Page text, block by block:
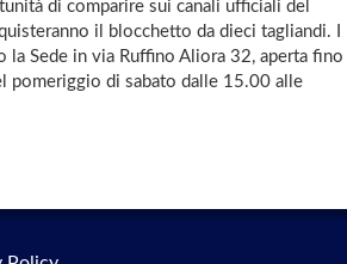
di comparire sui canali ufficiali del
il blocchetto da dieci tagliandi. I
Sede in via Ruffino Aliora 32, aperta fino
di sabato dalle 15.00 alle